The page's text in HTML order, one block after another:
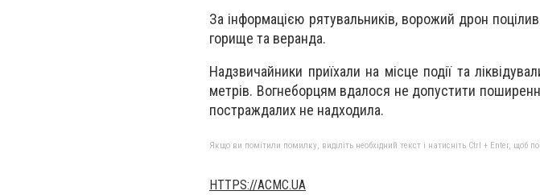
За інформацією рятувальників, ворожий дрон
горище та веранда.
Надзвичайники приїхали на місце події та
метрів. Вогнеборцям вдалося не допустити
постраждалих не надходила.
Якщо ви помітили помилку, виділіть необхідний текст і натисніть Ctrl + Enter, щоб
HTTPS://ACMC.UA